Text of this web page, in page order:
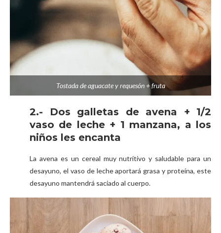
Tostada de aguacate y requesón + fruta
2.- Dos galletas de avena + 1/2
vaso de leche + 1 manzana, a los
niños les encanta
La avena es un cereal muy nutritivo y saludable para un
desayuno, el vaso de leche aportará grasa y proteína, este
desayuno mantendrá saciado al cuerpo.